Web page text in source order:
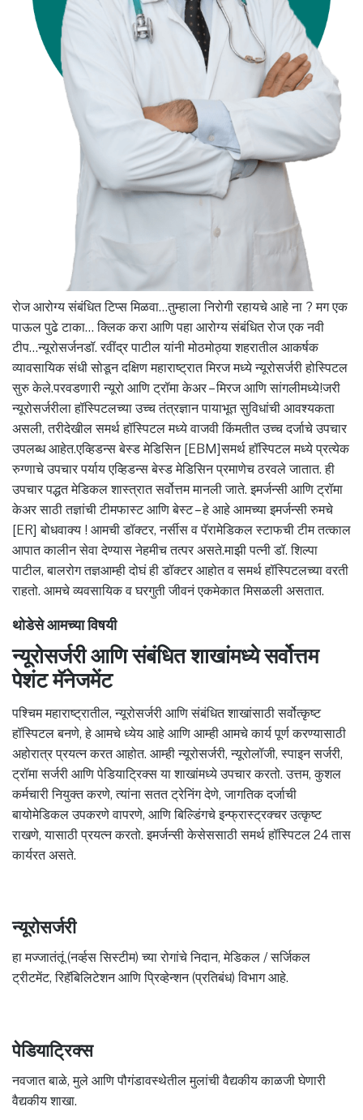
रोज आरोग्य संबंधित टिप्स मिळवा…तुम्हाला निरोगी रहायचे आहे ना ? मग एक
पाऊल पुढे टाका… क्लिक करा आणि पहा आरोग्य संबंधित रोज एक नवी
टीप…न्यूरोसर्जनडॉ. रवींद्र पाटील यांनी मोठमोठ्या शहरातील आकर्षक
व्यावसायिक संधी सोडून दक्षिण महाराष्ट्रात मिरज मध्ये न्यूरोसर्जरी होस्पिटल
सुरु केले.परवडणारी न्यूरो आणि ट्रॉमा केअर – मिरज आणि सांगलीमध्ये!जरी
न्यूरोसर्जरीला हॉस्पिटलच्या उच्च तंत्रज्ञान पायाभूत सुविधांची आवश्यकता
असली, तरीदेखील समर्थ हॉस्पिटल मध्ये वाजवी किंमतीत उच्च दर्जाचे उपचार
उपलब्ध आहेत.एव्हिडन्स बेस्ड मेडिसिन [EBM]समर्थ हॉस्पिटल मध्ये प्रत्येक
रुग्णाचे उपचार पर्याय एव्हिडन्स बेस्ड मेडिसिन प्रमाणेच ठरवले जातात. ही
उपचार पद्धत मेडिकल शास्त्रात सर्वोत्तम मानली जाते. इमर्जन्सी आणि ट्रॉमा
केअर साठी तज्ञांची टीमफास्ट आणि बेस्ट – हे आहे आमच्या इमर्जन्सी रुमचे
[ER] बोधवाक्य ! आमची डॉक्टर, नर्सीस व पॅरामेडिकल स्टाफची टीम तत्काल
आपात कालीन सेवा देण्यास नेहमीच तत्पर असते.माझी पत्नी डॉ. शिल्पा
पाटील, बालरोग तज्ञआम्ही दोघं ही डॉक्टर आहोत व समर्थ हॉस्पिटलच्या वरती
राहतो. आमचे व्यवसायिक व घरगुती जीवनं एकमेकात मिसळली असतात.
थोडेसे आमच्या विषयी
न्यूरोसर्जरी आणि संबंधित शाखांमध्ये सर्वोत्तम
पेशंट मॅनेजमेंट
पश्चिम महाराष्ट्रातील, न्यूरोसर्जरी आणि संबंधित शाखांसाठी सर्वोत्कृष्ट
हॉस्पिटल बनणे, हे आमचे ध्येय आहे आणि आम्ही आमचे कार्य पूर्ण करण्यासाठी
अहोरात्र प्रयत्न करत आहोत. आम्ही न्यूरोसर्जरी, न्यूरोलॉजी, स्पाइन सर्जरी,
ट्रॉमा सर्जरी आणि पेडियाट्रिक्स या शाखांमध्ये उपचार करतो. उत्तम, कुशल
कर्मचारी नियुक्त करणे, त्यांना सतत ट्रेनिंग देणे, जागतिक दर्जाची
बायोमेडिकल उपकरणे वापरणे, आणि बिल्डिंगचे इन्फ्रास्ट्रक्चर उत्कृष्ट
राखणे, यासाठी प्रयत्न करतो. इमर्जन्सी केसेससाठी समर्थ हॉस्पिटल 24 तास
कार्यरत असते.
न्यूरोसर्जरी
हा मज्जातंतूं (नर्व्हस सिस्टीम) च्या रोगांचे निदान, मेडिकल / सर्जिकल
ट्रीटमेंट, रिहॅबिलिटेशन आणि प्रिव्हेन्शन (प्रतिबंध) विभाग आहे.
पेडियाट्रिक्स
नवजात बाळे, मुले आणि पौगंडावस्थेतील मुलांची वैद्यकीय काळजी घेणारी
वैद्यकीय शाखा.